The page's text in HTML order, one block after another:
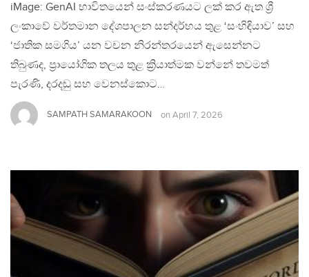
iMage: GenAI භාවිතයෙන් සංස්කරණයට ලක් කර ඇත ශ්‍රී
ලංකාවේ වර්තමාන දේශපාලන සන්දර්භය තුළ ‘සංහිඳියාව’ සහ
‘ජාතික සමගිය’ යන වචන නිරන්තරයෙන් ඇසෙන්නට
තිබුණද, ප්‍රායෝගික තලය තුළ ක්‍රියාත්මක වන්නේ තවමත්
පැරණි, දරදඬු සහ වෙනස්කොට…
SAMPATH SAMARAKOON on April 7, 2026